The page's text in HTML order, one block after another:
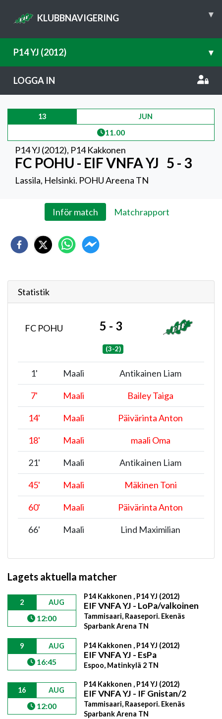
KLUBBNAVIGERING ▾
P14 YJ (2012) ▾
LOGGA IN
13 JUN
11.00
P14 YJ (2012), P14 Kakkonen
FC POHU - EIF VNFA YJ 5 - 3
Lassila, Helsinki. POHU Areena TN
Inför match Matchrapport
Statistik
FC POHU 5 - 3
(3-2)
1' Maali Antikainen Liam
7' Maali Bailey Taiga
14' Maali Päivärinta Anton
18' Maali maali Oma
21' Maali Antikainen Liam
45' Maali Mäkinen Toni
60' Maali Päivärinta Anton
66' Maali Lind Maximilian
Lagets aktuella matcher
2 AUG
12:00
P14 Kakkonen , P14 YJ (2012)
EIF VNFA YJ - LoPa/valkoinen
Tammisaari, Raasepori. Ekenäs
Sparbank Arena TN
9 AUG
16:45
P14 Kakkonen , P14 YJ (2012)
EIF VNFA YJ - EsPa
Espoo, Matinkylä 2 TN
16 AUG
12:00
P14 Kakkonen , P14 YJ (2012)
EIF VNFA YJ - IF Gnistan/2
Tammisaari, Raasepori. Ekenäs
Sparbank Arena TN